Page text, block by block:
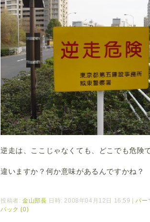
逆走は、ここじゃなくても、どこでも危険
違いますか？何か意味があるんですかね？
投稿者:金山部長 日時: 2008年04月12日 16:59
パー
バック (0)